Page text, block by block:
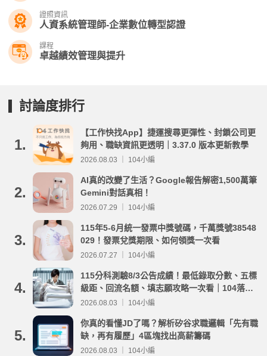
證照資訊
人資系統管理師-企業數位轉型認證
課程
卓越績效管理與提升
討論度排行
1.
【工作快找App】捷運搜尋更彈性、封鎖公司更
夠用、職缺資訊更透明｜3.37.0 版本更新教學
2026.08.03 ｜ 104小編
2.
AI真的改變了生活？Google報告解密1,500萬筆
Gemini對話真相！
2026.07.29 ｜ 104小編
3.
115年5-6月統一發票中獎號碼，千萬獎號38548
029！發票兌獎期限、如何領獎一次看
2026.07.27 ｜ 104小編
4.
115分科測驗8/3公告成績！最低錄取分數、五標
級距、回流名額、填志願攻略一次看｜104落點
分析
2026.08.03 ｜ 104小編
5.
你真的看懂JD了嗎？解析矽谷求職邏輯「先有職
缺，再有履歷」4區塊找出高薪籌碼
2026.08.03 ｜ 104小編